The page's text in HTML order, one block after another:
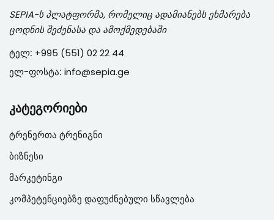
SEPIA-ს პლატფორმა, რომელიც ადამიანებს ეხმარება
ცოდნის შეძენასა და ამოქმედებაში
ტელ: +995 (551) 02 22 44
ელ-ფოსტა: info@sepia.ge
კატეგორიები
ტრენერთა ტრენიგნი
ბიზნესი
მარკეტინგი
კომპეტენციებზე დაფუძნებული სწავლება